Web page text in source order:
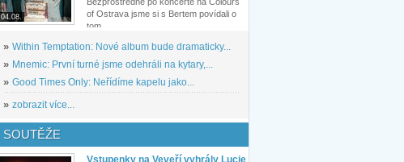
04.08.
of Ostrava jsme si s Bertem povídali o
tom,...
» Within Temptation: Nové album bude dramaticky...
» Mnemic: První turné jsme odehráli na kytary,...
» Good Times Only: Neřídíme kapelu jako...
» zobrazit více...
SOUTĚŽE
Vstupenky na Veveří vyhrály Lucie